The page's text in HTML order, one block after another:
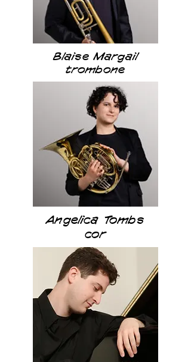
Blaise Margail
trombone
Angelica Tombs
cor